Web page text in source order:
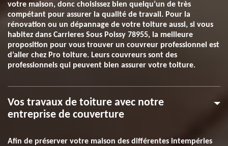
votre maison, donc choisissez bien quelqu’un de très
compétant pour assurer la qualité de travail. Pour la
rénovation ou un dépannage de votre toiture aussi, si vous
habitez dans Carrieres Sous Poissy 78955, la meilleure
proposition pour vous trouver un couvreur professionnel est
d’aller chez Pro toiture. Leurs couvreurs sont des
professionnels qui peuvent bien assurer votre toiture.
Vos travaux de toiture avec notre
entreprise de couverture
Afin de préserver votre maison des différentes intempéries